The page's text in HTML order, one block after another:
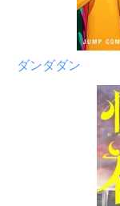
ダンダダン